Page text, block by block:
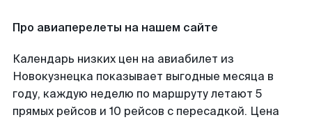
Про авиаперелеты на нашем сайте
Календарь низких цен на авиабилет из
Новокузнецка показывает выгодные месяца в
году, каждую неделю по маршруту летают 5
прямых рейсов и 10 рейсов с пересадкой. Цена